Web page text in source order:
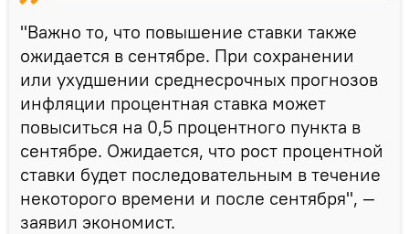
"Важно то, что повышение ставки также
ожидается в сентябре. При сохранении
или ухудшении среднесрочных прогнозов
инфляции процентная ставка может
повыситься на 0,5 процентного пункта в
сентябре. Ожидается, что рост процентной
ставки будет последовательным в течение
некоторого времени и после сентября", —
заявил экономист.